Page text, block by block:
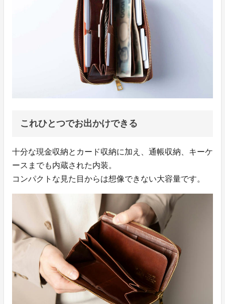
これひとつでお出かけできる
十分な現金収納とカード収納に加え、通帳収納、キーケ
ースまでも内蔵された内装。
コンパクトな見た目からは想像できない大容量です。